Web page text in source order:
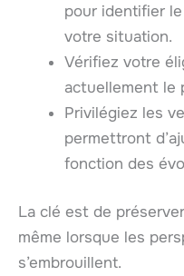
pour identifier
votre situation.
Vérifiez votre
actuellement le
Privilégiez les
permettront
fonction des
La clé est de
même lorsque les
s’embrouillent.